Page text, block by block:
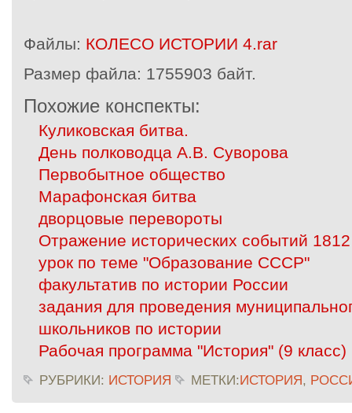
Файлы: КОЛЕСО ИСТОРИИ 4.rar
Размер файла: 1755903 байт.
Похожие конспекты:
Куликовская битва.
День полководца А.В. Суворова
Первобытное общество
Марафонская битва
дворцовые перевороты
Отражение исторических событий
урок по теме "Образование СССР"
факультатив по истории России
задания для проведения
школьников по истории
Рабочая программа "История" (9 класс)
РУБРИКИ: ИСТОРИЯ МЕТКИ:ИСТОРИЯ,